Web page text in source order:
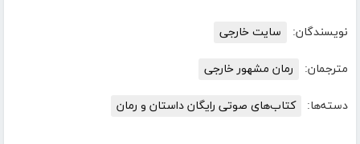
نویسندگان: سایت خارجی
مترجمان: رمان مشهور خارجی
دسته‌ها: کتاب‌های صوتی رایگان داستان و رمان